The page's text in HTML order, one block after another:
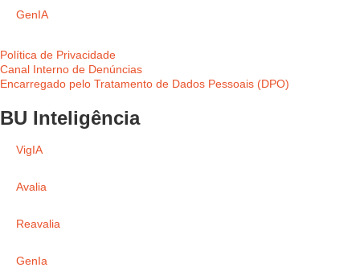
GenIA
Política de Privacidade
Canal Interno de Denúncias
Encarregado pelo Tratamento de Dados Pessoais (DPO)
BU Inteligência
VigIA
Avalia
Reavalia
GenIa